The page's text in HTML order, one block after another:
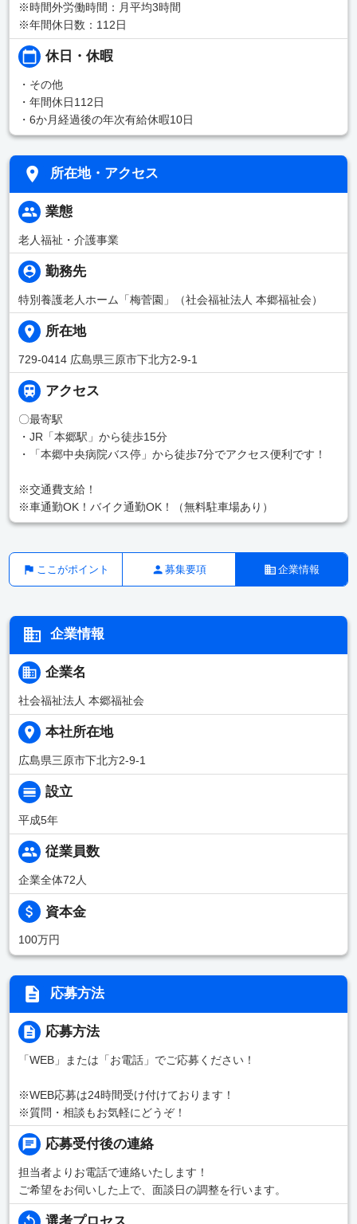
※時間外労働時間：月平均3時間
※年間休日数：112日
休日・休暇
・その他
・年間休日112日
・6か月経過後の年次有給休暇10日
所在地・アクセス
業態
老人福祉・介護事業
勤務先
特別養護老人ホーム「梅菅園」（社会福祉法人 本郷福祉会）
所在地
729-0414 広島県三原市下北方2-9-1
アクセス
〇最寄駅
・JR「本郷駅」から徒歩15分
・「本郷中央病院バス停」から徒歩7分でアクセス便利です！
※交通費支給！
※車通勤OK！バイク通勤OK！（無料駐車場あり）
ここがポイント 募集要項 企業情報
企業情報
企業名
社会福祉法人 本郷福祉会
本社所在地
広島県三原市下北方2-9-1
設立
平成5年
従業員数
企業全体72人
資本金
100万円
応募方法
応募方法
「WEB」または「お電話」でご応募ください！
※WEB応募は24時間受け付けております！
※質問・相談もお気軽にどうぞ！
応募受付後の連絡
担当者よりお電話で連絡いたします！
ご希望をお伺いした上で、面談日の調整を行います。